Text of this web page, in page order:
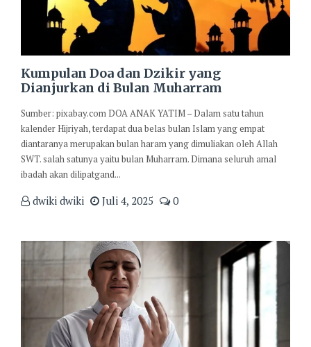
Kumpulan Doa dan Dzikir yang
Dianjurkan di Bulan Muharram
Sumber: pixabay.com DOA ANAK YATIM – Dalam satu tahun
kalender Hijriyah, terdapat dua belas bulan Islam yang empat
diantaranya merupakan bulan haram yang dimuliakan oleh Allah
SWT. salah satunya yaitu bulan Muharram. Dimana seluruh amal
ibadah akan dilipatgand...
dwiki dwiki Juli 4, 2025 0